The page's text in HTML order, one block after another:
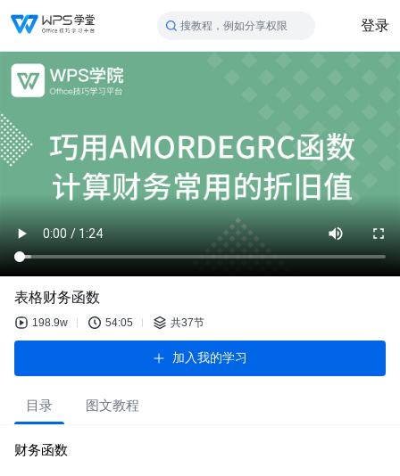
搜教程，例如分享权限 登录
表格财务函数
198.9w 54:05 共37节
加入我的学习
目录 图文教程
财务函数